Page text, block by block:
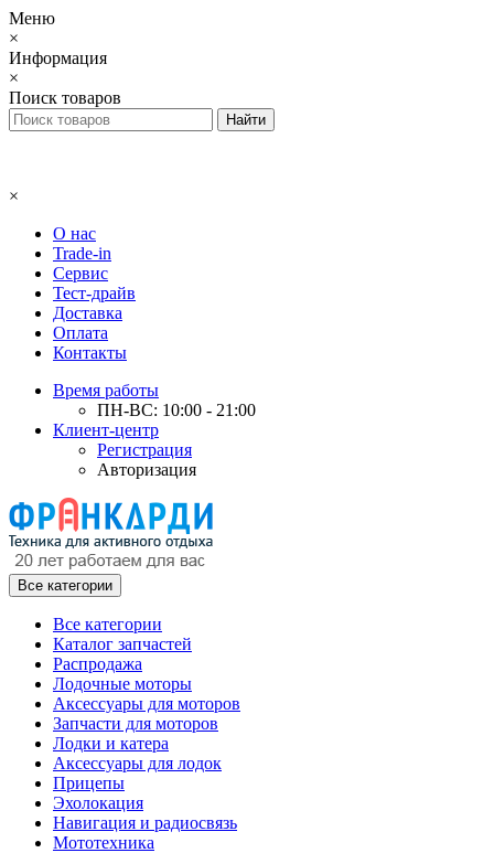
Меню
×
Информация
×
Поиск товаров
×
О нас
Trade-in
Сервис
Тест-драйв
Доставка
Оплата
Контакты
Время работы
ПН-ВС: 10:00 - 21:00
Клиент-центр
Регистрация
Авторизация
Все категории
Все категории
Каталог запчастей
Распродажа
Лодочные моторы
Аксессуары для моторов
Запчасти для моторов
Лодки и катера
Аксессуары для лодок
Прицепы
Эхолокация
Навигация и радиосвязь
Мототехника